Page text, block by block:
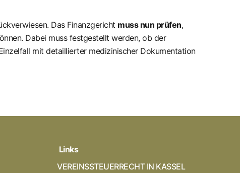
Das Finanzgericht muss nun prüfen,
Dabei muss festgestellt werden, ob der
mit detaillierter medizinischer Dokumentation
Links
VEREINSSTEUERRECHT IN KASSEL